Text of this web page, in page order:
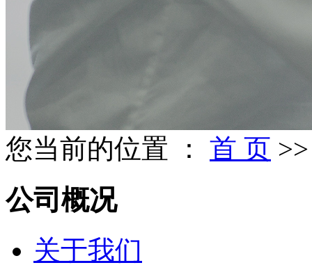
您当前的位置 ： 首 页
公司概况
关于我们